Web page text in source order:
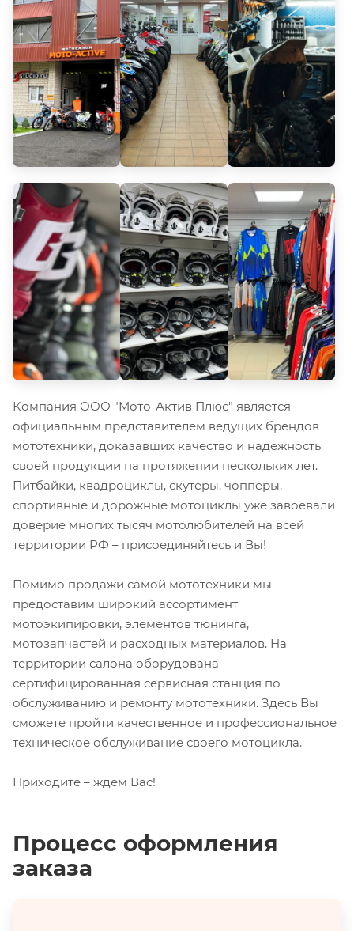
Компания ООО "Мото-Актив Плюс" является
официальным представителем ведущих брендов
мототехники, доказавших качество и надежность
своей продукции на протяжении нескольких лет.
Питбайки, квадроциклы, скутеры, чопперы,
спортивные и дорожные мотоциклы уже завоевали
доверие многих тысяч мотолюбителей на всей
территории РФ – присоединяйтесь и Вы!
Помимо продажи самой мототехники мы
предоставим широкий ассортимент
мотоэкипировки, элементов тюнинга,
мотозапчастей и расходных материалов. На
территории салона оборудована
сертифицированная сервисная станция по
обслуживанию и ремонту мототехники. Здесь Вы
сможете пройти качественное и профессиональное
техническое обслуживание своего мотоцикла.
Приходите – ждем Вас!
Процесс оформления
заказа